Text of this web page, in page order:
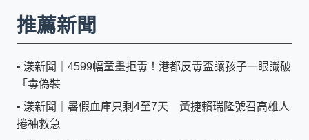
推薦新聞
• 漾新聞｜4599幅童畫拒毒！港都反毒盃讓孩子一眼識破
「毒偽裝
• 漾新聞｜暑假血庫只剩4至7天 黃捷賴瑞隆號召高雄人
捲袖救急